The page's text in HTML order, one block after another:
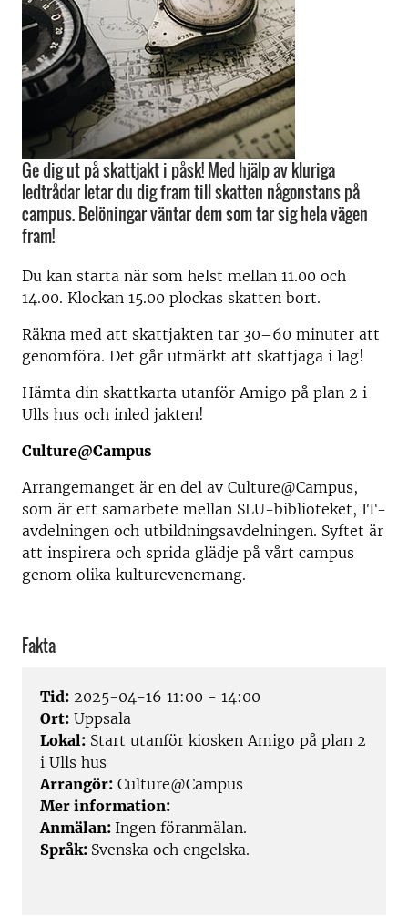
Ge dig ut på skattjakt i påsk! Med hjälp av kluriga
ledtrådar letar du dig fram till skatten någonstans på
campus. Belöningar väntar dem som tar sig hela vägen
fram!
Du kan starta när som helst mellan 11.00 och
14.00. Klockan 15.00 plockas skatten bort.
Räkna med att skattjakten tar 30–60 minuter att
genomföra. Det går utmärkt att skattjaga i lag!
Hämta din skattkarta utanför Amigo på plan 2 i
Ulls hus och inled jakten!
Culture@Campus
Arrangemanget är en del av Culture@Campus,
som är ett samarbete mellan SLU-biblioteket, IT-
avdelningen och utbildningsavdelningen. Syftet är
att inspirera och sprida glädje på vårt campus
genom olika kulturevenemang.
Fakta
Tid: 2025-04-16 11:00 - 14:00
Ort: Uppsala
Lokal: Start utanför kiosken Amigo på plan 2
i Ulls hus
Arrangör: Culture@Campus
Mer information:
Anmälan: Ingen föranmälan.
Språk: Svenska och engelska.